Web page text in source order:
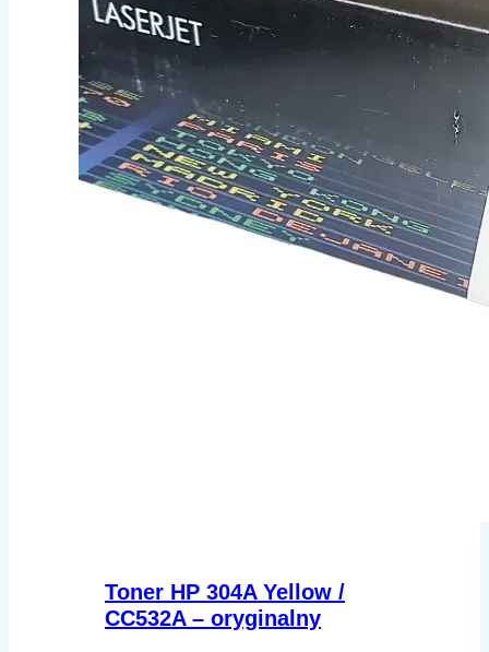
Toner HP 304A Yellow /
CC532A – oryginalny